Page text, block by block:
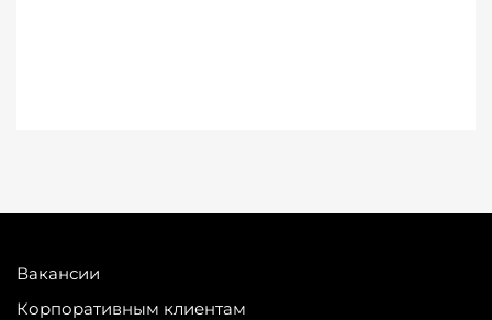
Вакансии
Корпоративным клиентам